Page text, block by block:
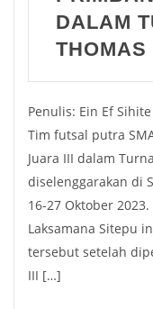
DALAM
THOMAS
Penulis: Ein Ef
Tim futsal putra
Juara III dalam
diselenggarakan di
16-27 Oktober
Laksamana Sitepu
tersebut setelah
III […]